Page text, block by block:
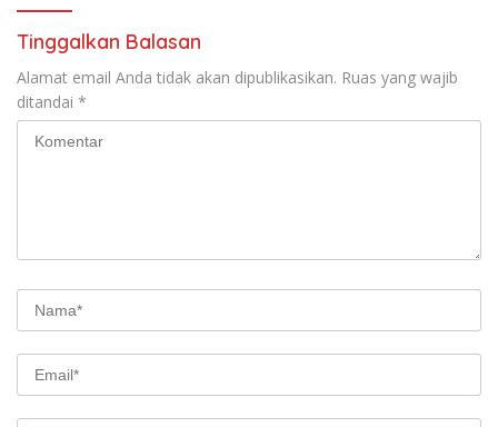
Tinggalkan Balasan
Alamat email Anda tidak akan dipublikasikan. Ruas yang wajib
ditandai *